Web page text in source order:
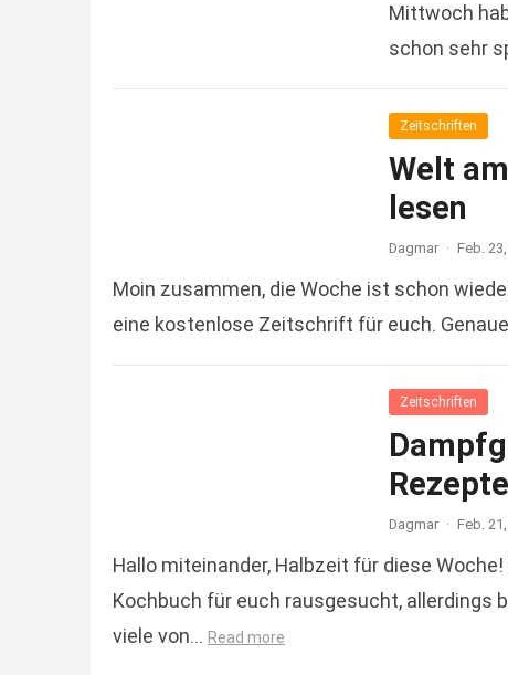
Mittwoch
schon sehr
Zeitschriften
Welt
lesen
Dagmar · Feb.
Moin zusammen, die Woche ist schon
eine kostenlose Zeitschrift für euch.
Zeitschriften
Dagmar · Feb.
Hallo miteinander, Halbzeit für diese
Kochbuch für euch rausgesucht, allerdings
viele von… Read more